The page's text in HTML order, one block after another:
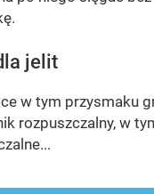
jelit
w tym przysmaku
rozpuszczalny, w